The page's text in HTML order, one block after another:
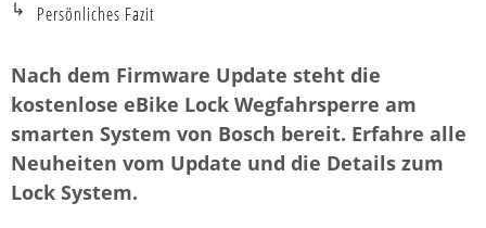
Nach dem Firmware Update steht die
kostenlose eBike Lock Wegfahrsperre am
smarten System von Bosch bereit. Erfahre alle
Neuheiten vom Update und die Details zum
Lock System.
Persönliches Fazit